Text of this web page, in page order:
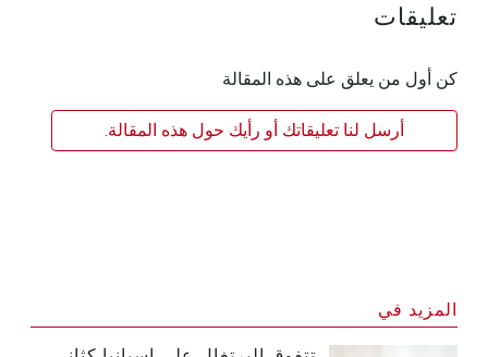
تعليقات
كن أول من يعلق على هذه المقالة
أرسل لنا تعليقاتك أو رأيك حول هذه المقالة.
المزيد في